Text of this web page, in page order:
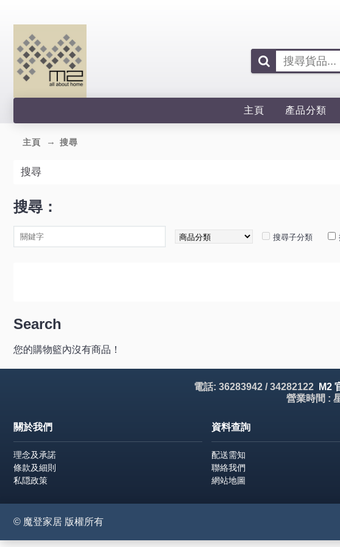
主頁 產品分類
主頁 搜尋
搜尋
搜尋：
搜尋子分類
Search
您的購物籃內沒有商品！
電話: 36283942 / 34282122
M2
營業時間 :
關於我們
理念及承諾
條款及細則
私隠政策
資料查詢
配送需知
聯絡我們
網站地圖
© 魔登家居 版權所有